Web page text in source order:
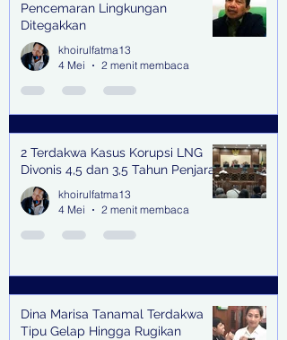
Pencemaran Lingkungan
Ditegakkan
khoirulfatma13
4 Mei
2 menit membaca
2 Terdakwa Kasus Korupsi LNG
Divonis 4,5 dan 3,5 Tahun Penjara
khoirulfatma13
4 Mei
2 menit membaca
Dina Marisa Tanamal Terdakwa
Tipu Gelap Hingga Rugikan